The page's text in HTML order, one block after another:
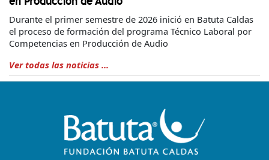
Durante el primer semestre de 2026 inició en Batuta Caldas
el proceso de formación del programa Técnico Laboral por
Competencias en Producción de Audio
Ver todas las noticias ...